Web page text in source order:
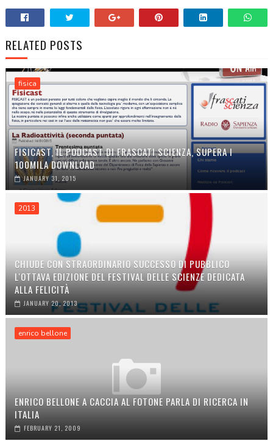
RELATED POSTS
fisica
FISICAST, IL PODCAST DI FRASCATI SCIENZA, SUPERA I
100MILA DOWNLOAD
JANUARY 31, 2015
2013
CHIUDE CON STRAORDINARIO SUCCESSO DI PUBBLICO
L'OTTAVA EDIZIONE DEL FESTIVAL DELLE SCIENZE DEDICATA
ALLA FELICITÀ
JANUARY 20, 2013
enrico bellone
ENRICO BELLONE A CACCIA AL FOTONE PARLA DI RICERCA IN
ITALIA
FEBRUARY 21, 2009